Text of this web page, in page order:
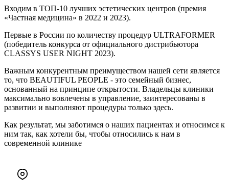
Входим в ТОП-10 лучших эстетических центров (премия
«Частная медицина» в 2022 и 2023).
Первые в России по количеству процедур ULTRAFORMER
(победитель конкурса от официального дистрибьютора
CLASSYS USER NIGHT 2023).
Важным конкурентным преимуществом нашей сети является
то, что BEAUTIFUL PEOPLE - это семейный бизнес,
основанный на принципе открытости. Владельцы клиники
максимально вовлечены в управление, заинтересованы в
развитии и выполняют процедуры только здесь.
Как результат, мы заботимся о наших пациентах и относимся к
ним так, как хотели бы, чтобы относились к нам в
современной клинике